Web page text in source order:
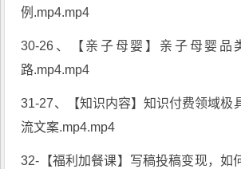
例.mp4.mp4
30-26、【亲子母婴】亲子母婴品
路.mp4.mp4
31-27、【知识内容】知识付费领域极
流文案.mp4.mp4
32-【福利加餐课】写稿投稿变现，如